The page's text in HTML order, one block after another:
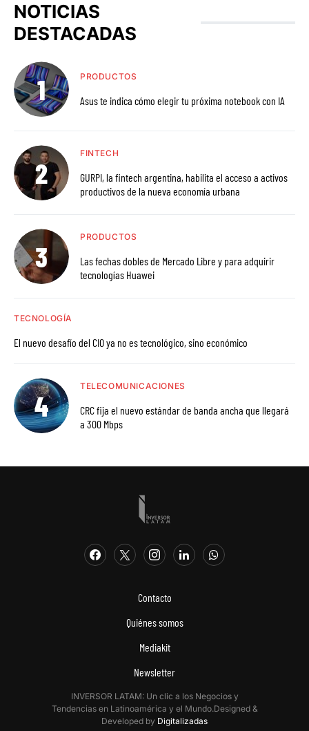
NOTICIAS
DESTACADAS
PRODUCTOS
Asus te indica cómo elegir tu próxima notebook con IA
FINTECH
GURPI, la fintech argentina, habilita el acceso a activos
productivos de la nueva economía urbana
PRODUCTOS
Las fechas dobles de Mercado Libre y para adquirir
tecnologías Huawei
TECNOLOGÍA
El nuevo desafío del CIO ya no es tecnológico, sino económico
TELECOMUNICACIONES
CRC fija el nuevo estándar de banda ancha que llegará
a 300 Mbps
Contacto
Quiénes somos
Mediakit
Newsletter
INVERSOR LATAM: Un clic a los Negocios y
Tendencias en Latinoamérica y el Mundo.Designed &
Developed by Digitalizadas